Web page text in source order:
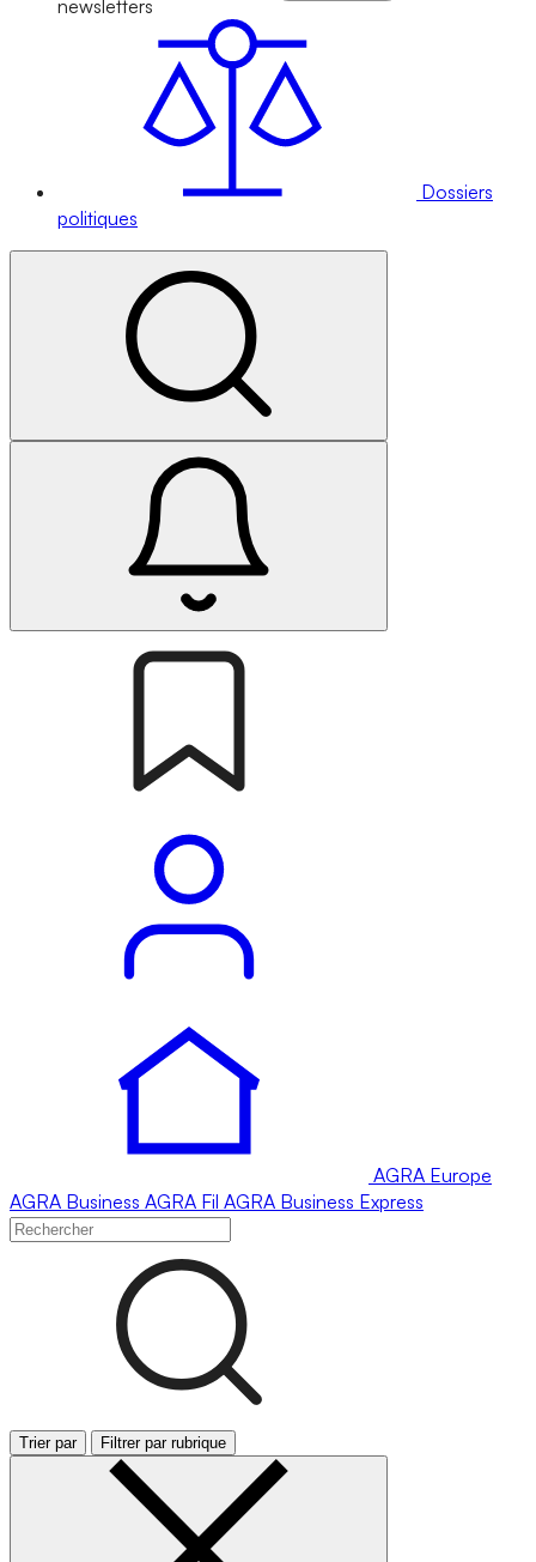
newsletters
Dossiers
politiques
AGRA Europe
AGRA Business AGRA Fil AGRA Business Express
Trier par Filtrer par rubrique